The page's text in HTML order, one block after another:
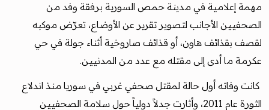
مهمة إعلامية في مدينة حمص السورية برفقة وفد من
الصحفيين الأجانب لتصوير تقرير عن الأوضاع، تعرّض موكبه
لقصف بقذائف هاون، أو قذائف صاروخية أثناء جولة في حي
عكرمة ما أدى إلى مقتله مع عدد من المدنيين.
كانت وفاته أول حالة لمقتل صحفي غربي في سوريا منذ اندلاع
الثورة عام 2011، وأثارت جدلاً دولياً حول سلامة الصحفيين